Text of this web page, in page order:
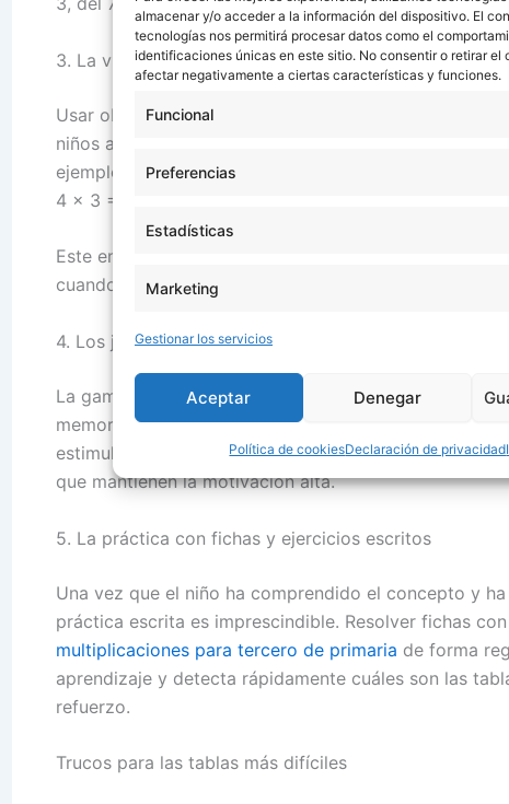
almacenar y/o acceder a la información del dispositivo. El
tecnologías nos permitirá procesar datos como el
identificaciones únicas en este sitio. No consentir o retirar el
afectar negativamente a ciertas características y funciones.
Funcional
Preferencias
Estadísticas
Marketing
Gestionar los servicios
Aceptar Denegar
Política de cookiesDeclaración de privacidad
3. La visualización con materiales manipulativos
Usar objetos físicos, como fichas, botones o bloques
niños a comprender el concepto de la multiplicación
ejemplo, si el niño coloca 4 grupos de 3 botones,
4 × 3 = 12.
Este enfoque es especialmente útil en los primeros
cuando todavía no tiene sentido pedir memorización
4. Los juegos y aplicaciones digitales
La gamificación es una herramienta muy poderosa.
memoria y aplicaciones educativas convierten la
estimulante. Muchas de estas aplicaciones
que mantienen la motivación alta.
5. La práctica con fichas y ejercicios escritos
Una vez que el niño ha comprendido el concepto y
práctica escrita es imprescindible. Resolver fichas con
multiplicaciones para tercero de primaria de forma
aprendizaje y detecta rápidamente cuáles son las
refuerzo.
Trucos para las tablas más difíciles